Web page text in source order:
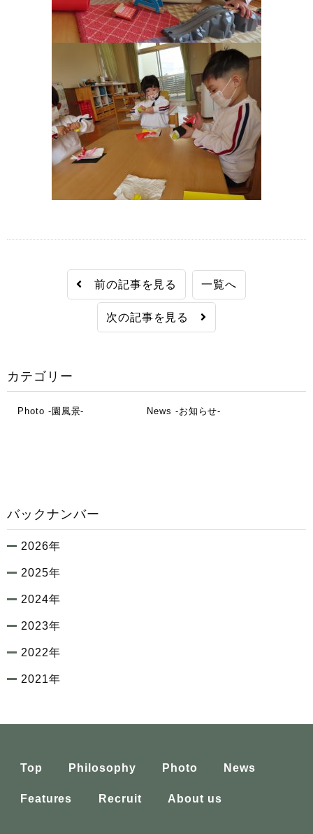
前の記事を見る 一覧へ
次の記事を見る
カテゴリー
Photo -園風景- News -お知らせ-
バックナンバー
2026年
2025年
2024年
2023年
2022年
2021年
Top Philosophy Photo News
Features Recruit About us